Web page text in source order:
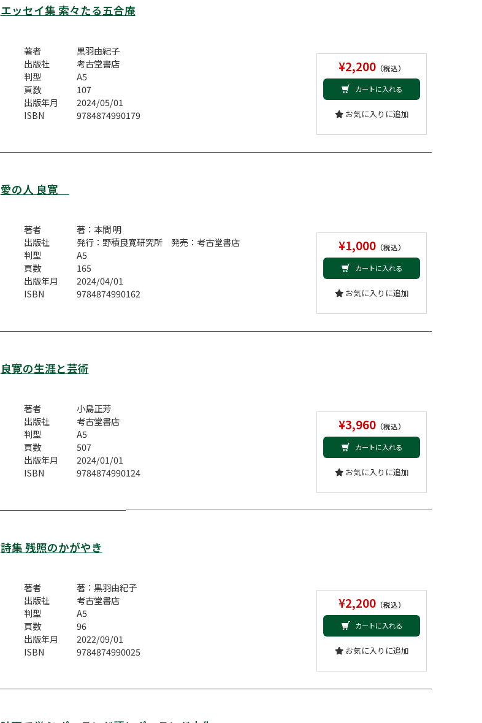
エッセイ集 索々たる五合庵
著者
黒羽由紀子
出版社
考古堂書店
判型
A5
頁数
107
出版年月
2024/05/01
ISBN
9784874990179
¥2,200（税込）
カートに入れる
お気に入りに追加
愛の人 良寛
著者
著：本間 明
出版社
発行：野積良寛研究所 発売：考古堂書店
判型
A5
頁数
165
出版年月
2024/04/01
ISBN
9784874990162
¥1,000（税込）
カートに入れる
お気に入りに追加
良寛の生涯と芸術
著者
小島正芳
出版社
考古堂書店
判型
A5
頁数
507
出版年月
2024/01/01
ISBN
9784874990124
¥3,960（税込）
カートに入れる
お気に入りに追加
詩集 残照のかがやき
著者
著：黒羽由紀子
出版社
考古堂書店
判型
A5
頁数
96
出版年月
2022/09/01
ISBN
9784874990025
¥2,200（税込）
カートに入れる
お気に入りに追加